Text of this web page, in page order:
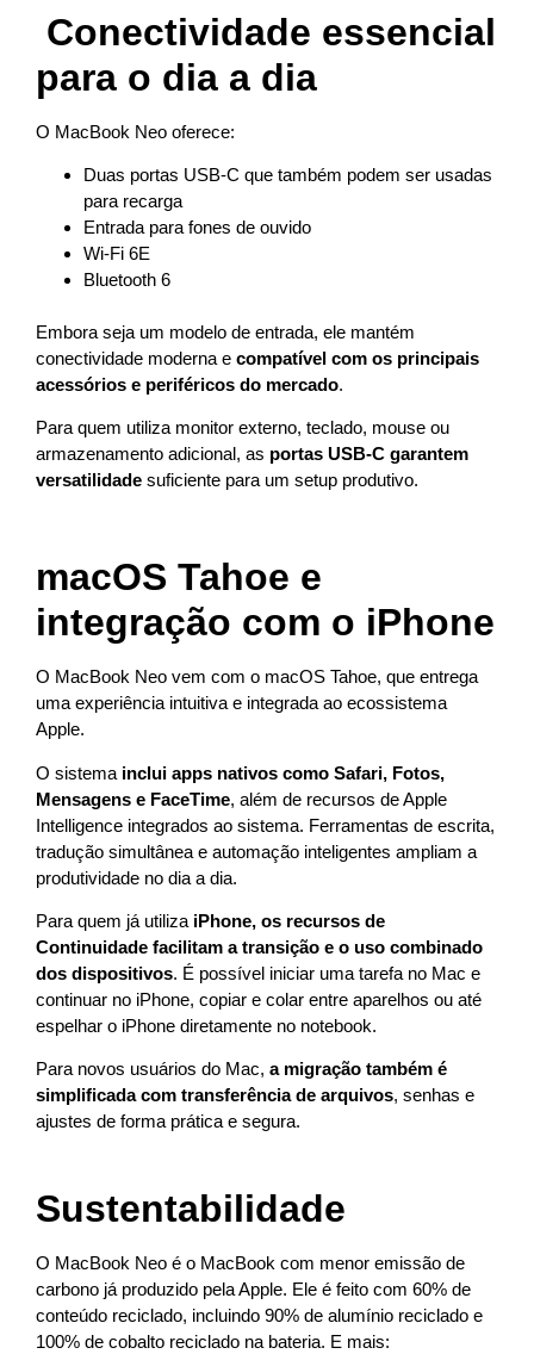
Conectividade essencial
para o dia a dia
O MacBook Neo oferece:
Duas portas USB-C que também podem ser usadas
para recarga
Entrada para fones de ouvido
Wi-Fi 6E
Bluetooth 6
Embora seja um modelo de entrada, ele mantém
conectividade moderna e compatível com os principais
acessórios e periféricos do mercado.
Para quem utiliza monitor externo, teclado, mouse ou
armazenamento adicional, as portas USB-C garantem
versatilidade suficiente para um setup produtivo.
macOS Tahoe e
integração com o iPhone
O MacBook Neo vem com o macOS Tahoe, que entrega
uma experiência intuitiva e integrada ao ecossistema
Apple.
O sistema inclui apps nativos como Safari, Fotos,
Mensagens e FaceTime, além de recursos de Apple
Intelligence integrados ao sistema. Ferramentas de escrita,
tradução simultânea e automação inteligentes ampliam a
produtividade no dia a dia.
Para quem já utiliza iPhone, os recursos de
Continuidade facilitam a transição e o uso combinado
dos dispositivos. É possível iniciar uma tarefa no Mac e
continuar no iPhone, copiar e colar entre aparelhos ou até
espelhar o iPhone diretamente no notebook.
Para novos usuários do Mac, a migração também é
simplificada com transferência de arquivos, senhas e
ajustes de forma prática e segura.
Sustentabilidade
O MacBook Neo é o MacBook com menor emissão de
carbono já produzido pela Apple. Ele é feito com 60% de
conteúdo reciclado, incluindo 90% de alumínio reciclado e
100% de cobalto reciclado na bateria. E mais: